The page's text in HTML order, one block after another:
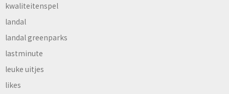
kwaliteitenspel
landal
landal greenparks
lastminute
leuke uitjes
likes